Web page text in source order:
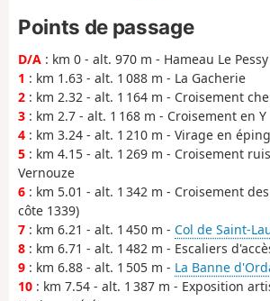
Points de passage
D/A : km 0 - alt. 970 m - Hameau Le Pessy
1 : km 1.63 - alt. 1 088 m - La Gacherie
2 : km 2.32 - alt. 1 164 m - Croisement
3 : km 2.7 - alt. 1 168 m - Croisement en Y
4 : km 3.24 - alt. 1 210 m - Virage en
5 : km 4.15 - alt. 1 269 m - Croisement
Vernouze
6 : km 5.01 - alt. 1 342 m - Croisement
côte 1339)
7 : km 6.21 - alt. 1 450 m - Col de Saint-
8 : km 6.71 - alt. 1 482 m - Escaliers
9 : km 6.88 - alt. 1 505 m - La Banne
10 : km 7.54 - alt. 1 387 m - Exposition